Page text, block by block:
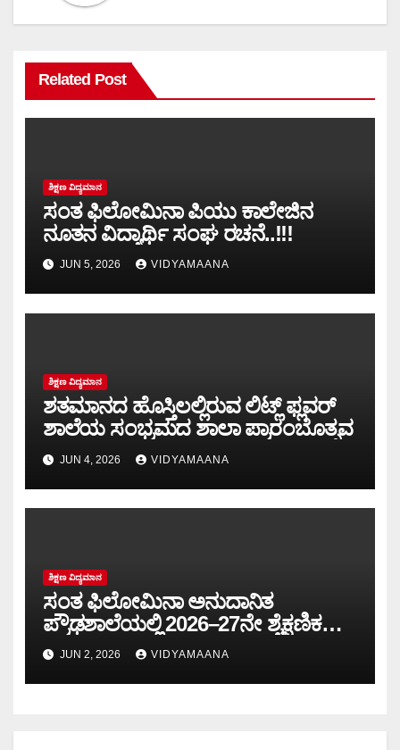
Related Post
ಶಿಕ್ಷಣ ವಿದ್ಯಮಾನ
ಸಂತ ಫಿಲೋಮಿನಾ ಪಿಯು ಕಾಲೇಜಿನ
ನೂತನ ವಿದ್ಯಾರ್ಥಿ ಸಂಘ ರಚನೆ..!!!
JUN 5, 2026 VIDYAMAANA
ಶಿಕ್ಷಣ ವಿದ್ಯಮಾನ
ಶತಮಾನದ ಹೊಸ್ತಿಲಲ್ಲಿರುವ ಲಿಟ್ಲ್ ಫ್ಲವರ್
ಶಾಲೆಯ ಸಂಭ್ರಮದ ಶಾಲಾ ಪ್ರಾರಂಬೊತ್ಸವ
JUN 4, 2026 VIDYAMAANA
ಶಿಕ್ಷಣ ವಿದ್ಯಮಾನ
ಸಂತ ಫಿಲೋಮಿನಾ ಅನುದಾನಿತ
ಪ್ರೌಢಶಾಲೆಯಲ್ಲಿ 2026–27ನೇ ಶೈಕ್ಷಣಿಕ
ವರ್ಷದ ಶಾಲಾ ಪ್ರಾರಂಭೋತ್ಸವ:
ಪ್ರತಿಭಾನ್ವಿತ ವಿದ್ಯಾರ್ಥಿಗಳಿಗೆ ಸನ್ಮಾನ
JUN 2, 2026 VIDYAMAANA